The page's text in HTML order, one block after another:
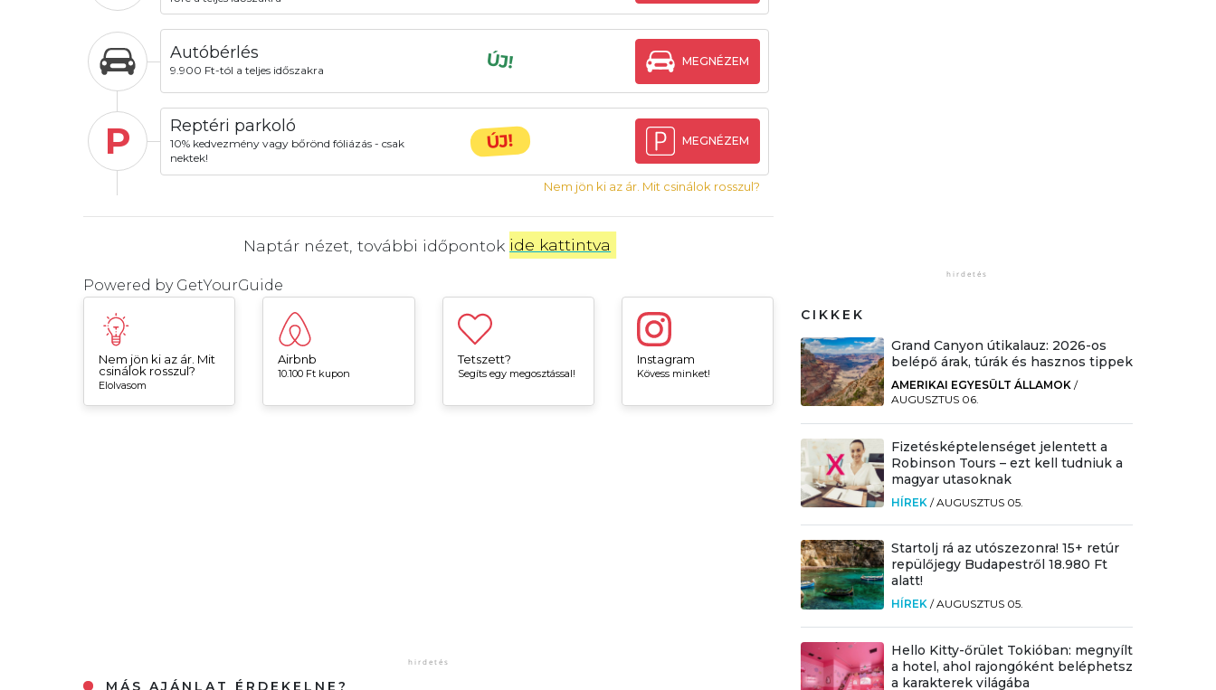
Autóbérlés
9.900 Ft-tól a teljes időszakra ÚJ! MEGNÉZEM
P Reptéri parkoló
10% kedvezmény vagy bőrönd fóliázás - csak
nektek!
ÚJ! MEGNÉZEM
Nem jön ki az ár. Mit csinálok rosszul?
Naptár nézet, további időpontok ide kattintva
Powered by GetYourGuide
Nem jön ki az ár. Mit
csinálok rosszul?
Elolvasom
Airbnb
10.100 Ft kupon
Tetszett?
Segíts egy megosztással!
Instagram
Kövess minket!
MÁS AJÁNLAT ÉRDEKELNE?
CIKKEK
Grand Canyon útikalauz: 2026-os
belépő árak, túrák és hasznos tippek
AMERIKAI EGYESÜLT ÁLLAMOK /
AUGUSZTUS 06.
Fizetésképtelenséget jelentett a
Robinson Tours – ezt kell tudniuk a
magyar utasoknak
HÍREK /AUGUSZTUS 05.
Startolj rá az utószezonra! 15+ retúr
repülőjegy Budapestről 18.980 Ft
alatt!
HÍREK /AUGUSZTUS 05.
Hello Kitty-őrület Tokióban: megnyílt
a hotel, ahol rajongóként beléphetsz
a karakterek világába